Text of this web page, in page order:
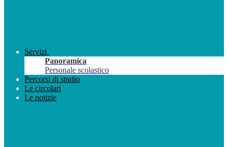
Servizi
Panoramica
Personale scolastico
Percorsi di studio
Le circolari
Le notizie